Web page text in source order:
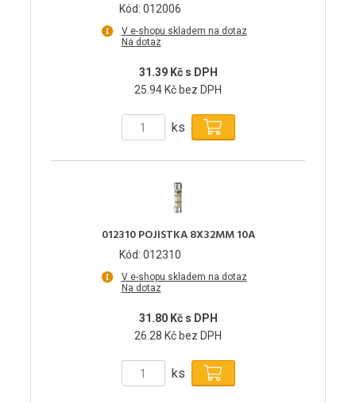
Kód: 012006
V e-shopu skladem na dotaz
Na dotaz
31.39 Kč s DPH
25.94 Kč bez DPH
ks
012310 POJISTKA 8X32MM 10A
Kód: 012310
V e-shopu skladem na dotaz
Na dotaz
31.80 Kč s DPH
26.28 Kč bez DPH
ks